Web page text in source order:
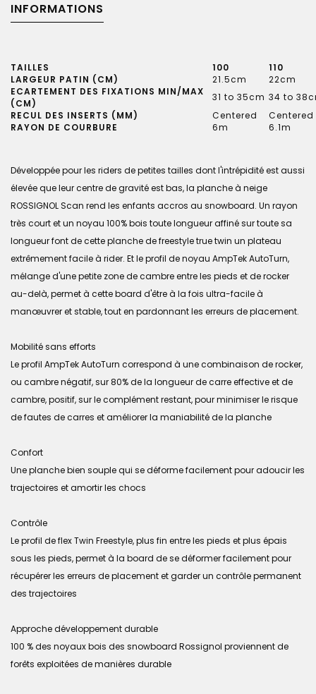
INFORMATIONS
TAILLES 100
110
LARGEUR PATIN (CM)
21.5cm
22cm
ECARTEMENT DES FIXATIONS MIN/MAX
(CM)
31 to 35cm 34 to
RECUL DES INSERTS (MM)
Centered
Centered
RAYON DE COURBURE
6m 6.1m
Développée pour les riders de petites tailles dont l'intrépidité est aussi
élevée que leur centre de gravité est bas, la planche à neige
ROSSIGNOL Scan rend les enfants accros au snowboard. Un rayon
très court et un noyau 100% bois toute longueur affiné sur toute sa
longueur font de cette planche de freestyle true twin un plateau
extrêmement facile à rider. Et le profil de noyau AmpTek AutoTurn,
mélange d'une petite zone de cambre entre les pieds et de rocker
au-delà, permet à cette board d'être à la fois ultra-facile à
manœuvrer et stable, tout en pardonnant les erreurs de placement.
Mobilité sans efforts
Le profil AmpTek AutoTurn correspond à une combinaison de rocker,
ou cambre négatif, sur 80% de la longueur de carre effective et de
cambre, positif, sur le complément restant, pour minimiser le risque
de fautes de carres et améliorer la maniabilité de la planche
Confort
Une planche bien souple qui se déforme facilement pour adoucir les
trajectoires et amortir les chocs
Contrôle
Le profil de flex Twin Freestyle, plus fin entre les pieds et plus épais
sous les pieds, permet à la board de se déformer facilement pour
récupérer les erreurs de placement et garder un contrôle permanent
des trajectoires
Approche développement durable
100 % des noyaux bois des snowboard Rossignol proviennent de
forêts exploitées de manières durable